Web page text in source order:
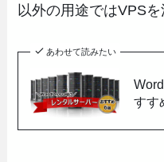
以外の用途ではVPS
あわせて読みたい
すす